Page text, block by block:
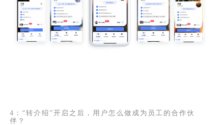
4：“转介绍”开启之后，用户怎么做成为员工的合作伙
伴？